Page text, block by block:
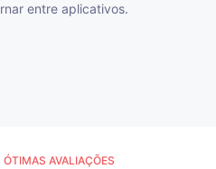
entre aplicativos.
AVALIAÇÕES